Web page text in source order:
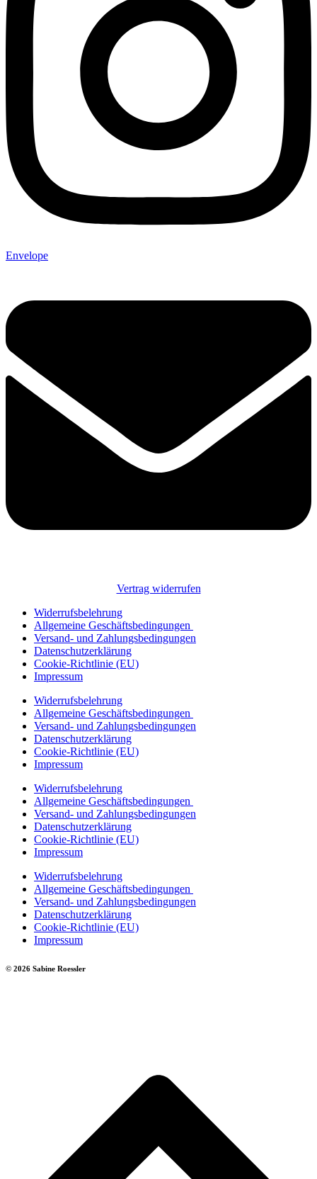
Envelope
Vertrag widerrufen
Widerrufsbelehrung
Allgemeine Geschäftsbedingungen
Versand- und Zahlungsbedingungen
Datenschutzerklärung
Cookie-Richtlinie (EU)
Impressum
Widerrufsbelehrung
Allgemeine Geschäftsbedingungen
Versand- und Zahlungsbedingungen
Datenschutzerklärung
Cookie-Richtlinie (EU)
Impressum
Widerrufsbelehrung
Allgemeine Geschäftsbedingungen
Versand- und Zahlungsbedingungen
Datenschutzerklärung
Cookie-Richtlinie (EU)
Impressum
Widerrufsbelehrung
Allgemeine Geschäftsbedingungen
Versand- und Zahlungsbedingungen
Datenschutzerklärung
Cookie-Richtlinie (EU)
Impressum
© 2026 Sabine Roessler